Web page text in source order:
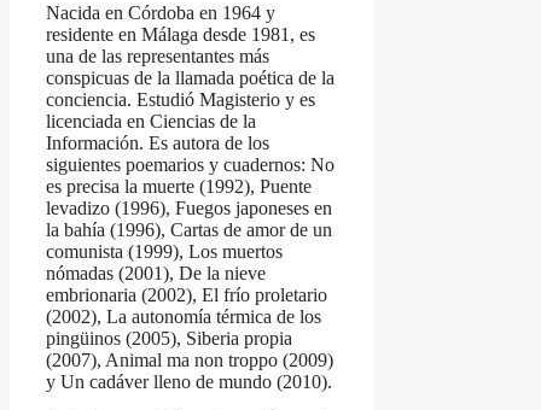
Nacida en Córdoba en 1964 y
residente en Málaga desde 1981, es
una de las representantes más
conspicuas de la llamada poética de la
conciencia. Estudió Magisterio y es
licenciada en Ciencias de la
Información. Es autora de los
siguientes poemarios y cuadernos: No
es precisa la muerte (1992), Puente
levadizo (1996), Fuegos japoneses en
la bahía (1996), Cartas de amor de un
comunista (1999), Los muertos
nómadas (2001), De la nieve
embrionaria (2002), El frío proletario
(2002), La autonomía térmica de los
pingüinos (2005), Siberia propia
(2007), Animal ma non troppo (2009)
y Un cadáver lleno de mundo (2010).